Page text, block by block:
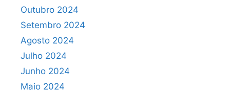
Outubro 2024
Setembro 2024
Agosto 2024
Julho 2024
Junho 2024
Maio 2024